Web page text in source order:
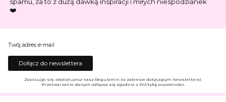
❤️
Twój adres e-mail
Dołącz do newslettera
Zapisując się, akceptujesz nasz Regulamin (w zakresie dotyczącym Newslettera).
Przetwarzanie danych odbywa się zgodnie z Polityką prywatności.